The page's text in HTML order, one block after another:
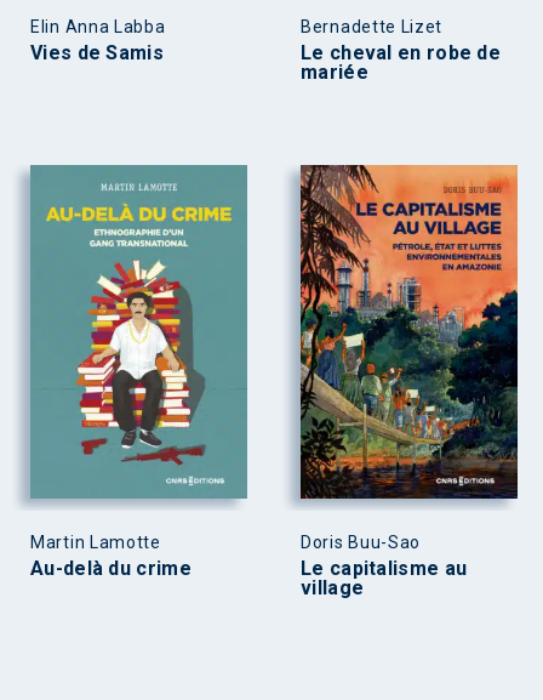
Elin Anna Labba
Vies de Samis
Bernadette Lizet
Le cheval en robe de
mariée
Martin Lamotte
Au-delà du crime
Doris Buu-Sao
Le capitalisme au
village